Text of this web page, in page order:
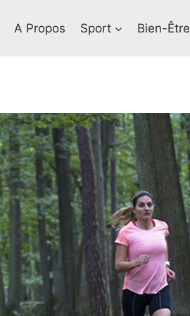
A Propos Sport Bien-Être